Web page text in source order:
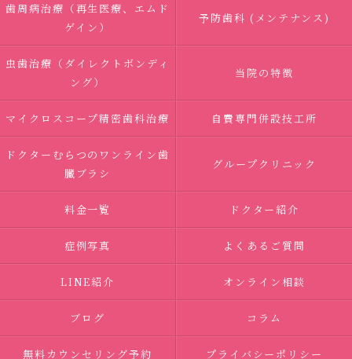
歯周病治療（再生医療、エムド
ゲイン）
予防歯科 (メンテナンス)
虫歯治療（ダイレクトボンディ
ング）
当院の特徴
マイクロスコープ精密歯科治療 自費専門併設技工所
ドクターむらつのワンライン歯
臓ブラシ
グループクリニック
料金一覧 ドクター紹介
症例写真 よくあるご質問
LINE紹介 オンライン相談
ブログ コラム
無料カウンセリング予約 プライバシーポリシー